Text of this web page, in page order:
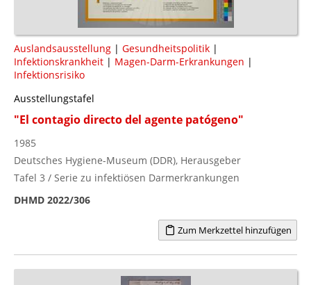
Auslandsausstellung | Gesundheitspolitik |
Infektionskrankheit | Magen-Darm-Erkrankungen |
Infektionsrisiko
Ausstellungstafel
"El contagio directo del agente patógeno"
1985
Deutsches Hygiene-Museum (DDR), Herausgeber
Tafel 3 / Serie zu infektiösen Darmerkrankungen
DHMD 2022/306
Zum Merkzettel hinzufügen